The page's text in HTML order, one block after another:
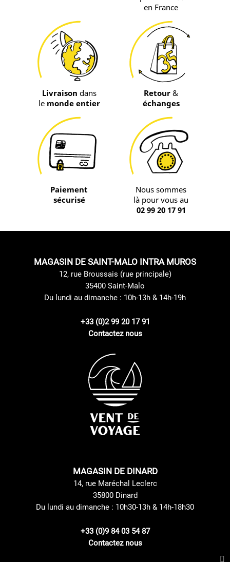
en France
Livraison dans
lemonde entier
Retour &
échanges
Paiement
sécurisé
Nous sommes
là pour vous au
02 99 20 17 91
MAGASIN DE SAINT-MALO INTRA MUROS
12, rue Broussais (rue principale)
35400 Saint-Malo
Du lundi au dimanche : 10h-13h & 14h-19h
+33 (0)2 99 20 17 91
Contactez nous
MAGASIN DE DINARD
14, rue Maréchal Leclerc
35800 Dinard
Du lundi au dimanche : 10h30-13h & 14h-18h30
+33 (0)9 84 03 54 87
Contactez nous